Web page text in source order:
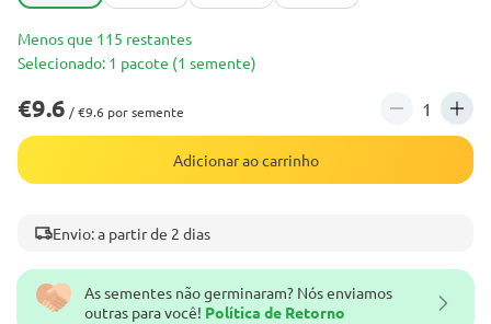
As sementes não germinaram? Nós enviamos
outras para você! Política de Retorno
Menos que 115 restantes
Selecionado: 1 pacote (1 semente)
€9.6 / €9.6 por semente
Adicionar ao carrinho
Envio: a partir de 2 dias